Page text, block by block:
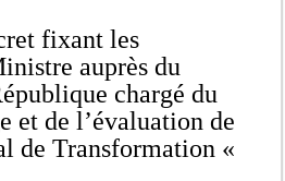
fixant les
auprès du
chargé du
et de l’évaluation de
de Transformation «